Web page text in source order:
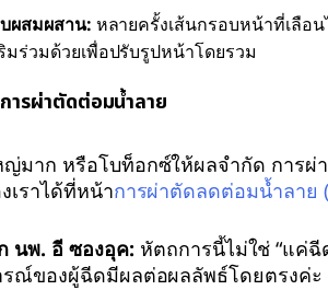
ผสมผสาน: หลายครั้งเส้นกรอบหน้าที่เลือ
ร่วมด้วยเพื่อปรับรูปหน้าโดยรวม
รผ่าตัดต่อมน้ำลาย
มาก หรือโบท็อกซ์ให้ผลจำกัด การผ่
เราได้ที่หน้าการผ่าตัดลดต่อมน้ำลาย
นพ. อี ซองอุค: หัตถการนี้ไม่ใช่ “แค่ฉี
รณ์ของผู้ฉีดมีผลต่อผลลัพธ์โดยตรงค่ะ